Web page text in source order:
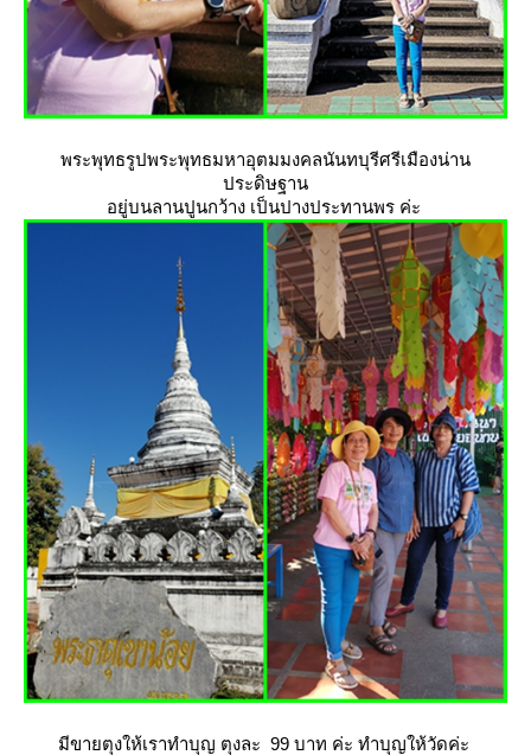
พระพุทธรูปพระพุทธมหาอุตมมงคลนันทบุรีศรีเมืองน่าน
ประดิษฐาน
อยู่บนลานปูนกว้าง เป็นปางประทานพร ค่ะ
มีขายตุงให้เราทำบุญ ตุงละ 99 บาท ค่ะ ทำบุญให้วัดค่ะ